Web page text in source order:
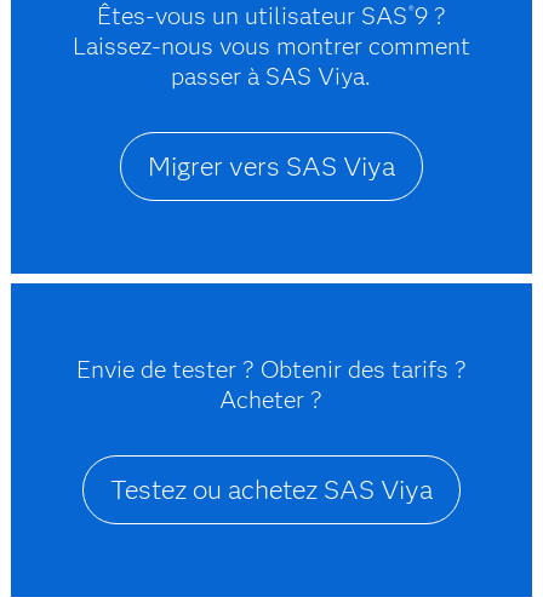
Êtes-vous un utilisateur SAS®9 ?
Laissez-nous vous montrer comment
passer à SAS Viya.
Migrer vers SAS Viya
Envie de tester ? Obtenir des tarifs ?
Acheter ?
Testez ou achetez SAS Viya